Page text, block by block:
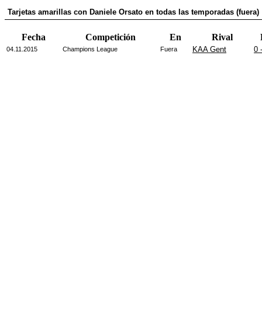
Tarjetas amarillas con Daniele Orsato en todas las temporadas (fuera)
Fecha Competición En Rival
04.11.2015 Champions League Fuera KAA Gent 0